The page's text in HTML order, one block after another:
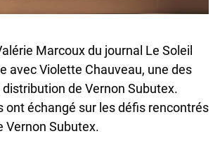
Marcoux du journal Le Soleil
avec Violette Chauveau, une des
de Vernon Subutex.
ont échangé sur les défis rencontrés
Vernon Subutex.